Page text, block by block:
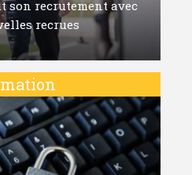
son recrutement avec
recrues